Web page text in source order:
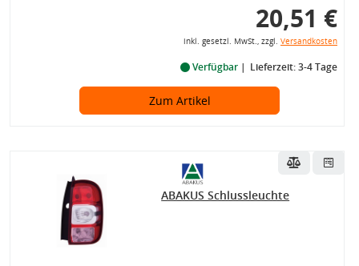
20,51 €
inkl. gesetzl. MwSt., zzgl. Versandkosten
Verfügbar Lieferzeit: 3-4 Tage
Zum Artikel
ABAKUS Schlussleuchte